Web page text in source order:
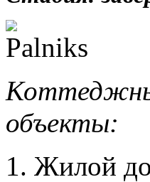
объекты:
1. Жилой